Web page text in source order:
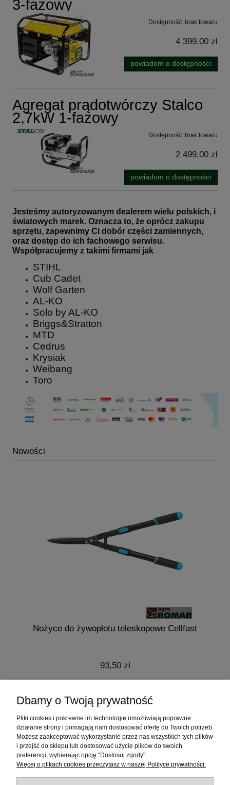
3-fazowy
Dostępność: brak towaru
4 399,00 zł
powiadom o dostępności
Agregat prądotwórczy Stalco
2,7kW 1-fazowy
Dostępność: brak towaru
2 499,00 zł
powiadom o dostępności
Jesteśmy autoryzowanym dealerem wielu polskich, i
światowych marek. Oznacza to, że oprócz zakupu
sprzętu, zapewnimy Ci dobór części zamiennych,
oraz dostęp do ich fachowego serwisu.
Współpracujemy z takimi firmami jak:
STIHL
Cub Cadet
Wolf Garten
AL-KO
Solo by AL-KO
Briggs&Stratton
MTD
Cedrus
Krysiak
Weibang
Toro
Nowości
Nożyce do żywopłotu teleskopowe Cellfast
93,50 zł
Pomoc
Moje konto
Dbamy o Twoją prywatność
Pliki cookies i pokrewne im technologie umożliwiają poprawne
działanie strony i pomagają nam dostosować ofertę do Twoich potrzeb.
Możesz zaakceptować wykorzystanie przez nas wszystkich tych plików
i przejść do sklepu lub dostosować użycie plików do swoich
preferencji, wybierając opcję "Dostosuj zgody".
Więcej o plikach cookies przeczytasz w naszej Polityce prywatności.